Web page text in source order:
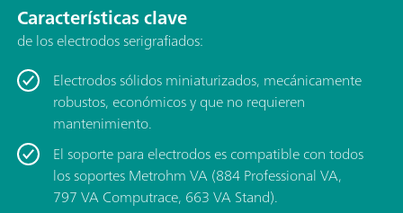
Características clave
de los electrodos serigrafiados:
Electrodos sólidos miniaturizados, mecánicamente
robustos, económicos y que no requieren
mantenimiento.
El soporte para electrodos es compatible con todos
los soportes Metrohm VA (884 Professional VA,
797 VA Computrace, 663 VA Stand).